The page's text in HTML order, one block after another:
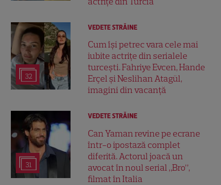
32
VEDETE STRĂINE
Cum își petrec vara cele mai
iubite actrițe din serialele
turcești. Fahriye Evcen, Hande
Erçel și Neslihan Atagül,
imagini din vacanță
31
VEDETE STRĂINE
Can Yaman revine pe ecrane
într-o ipostază complet
diferită. Actorul joacă un
avocat în noul serial „Bro”,
filmat în Italia